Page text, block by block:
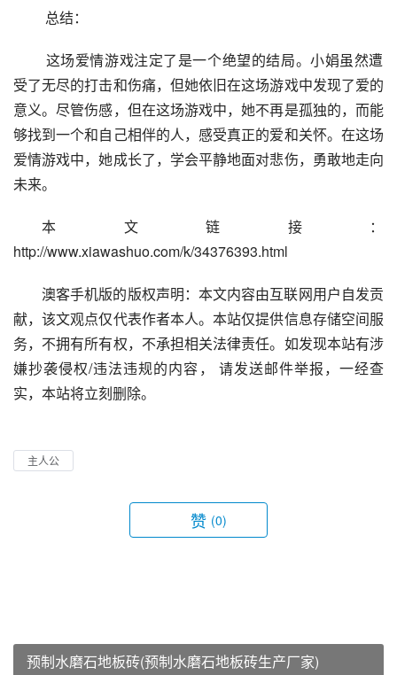
总结：
受了无尽的打击和伤痛，但她依旧在这场游戏中发现了爱的
意义。尽管伤感，但在这场游戏中，她不再是孤独的，而能
够找到一个和自己相伴的人，感受真正的爱和关怀。在这场
爱情游戏中，她成长了，学会平静地面对悲伤，勇敢地走向
未来。
本文链接：
http://www.xiawashuo.com/k/34376393.html
澳客手机版的版权声明：本文内容由互联网用户自发贡
献，该文观点仅代表作者本人。本站仅提供信息存储空间服
务，不拥有所有权，不承担相关法律责任。如发现本站有涉
嫌抄袭侵权/违法违规的内容， 请发送邮件举报，一经查
实，本站将立刻删除。
主人公
赞 (0)
预制水磨石地板砖(预制水磨石地板砖生产厂家)